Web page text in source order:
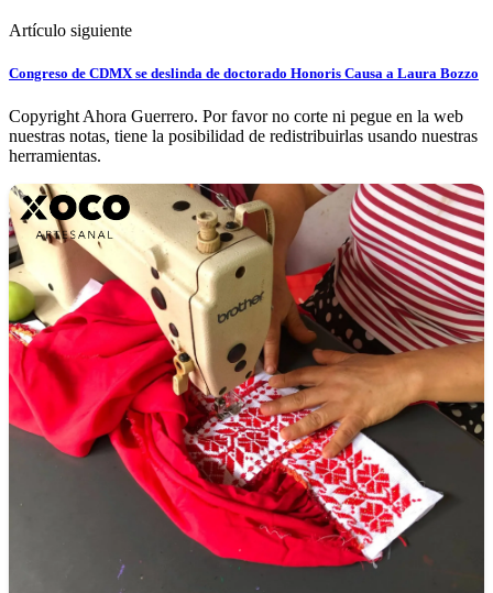
Artículo siguiente
Congreso de CDMX se deslinda de doctorado Honoris Causa a Laura Bozzo
Copyright Ahora Guerrero. Por favor no corte ni pegue en la web
nuestras notas, tiene la posibilidad de redistribuirlas usando nuestras
herramientas.